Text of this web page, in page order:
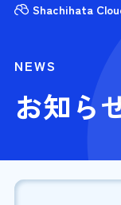
Shachihata
NEWS
お知ら